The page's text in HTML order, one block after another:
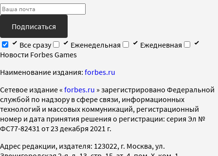
Подписаться
Все сразу
Еженедельная
Ежедневная
Новости Forbes Games
Наименование издания: forbes.ru
Cетевое издание « forbes.ru » зарегистрировано Федеральной
службой по надзору в сфере связи, информационных
технологий и массовых коммуникаций, регистрационный
номер и дата принятия решения о регистрации: серия Эл №
ФС77-82431 от 23 декабря 2021 г.
Адрес редакции, издателя: 123022, г. Москва, ул.